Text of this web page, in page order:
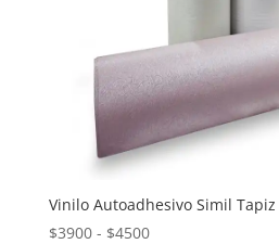
Vinilo Autoadhesivo Simil
$3900 - $4500Rango